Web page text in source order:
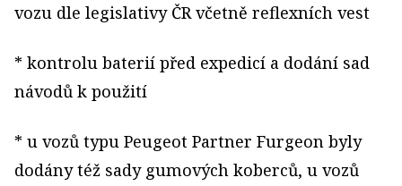
vozu dle legislativy ČR včetně reflexních vest
* kontrolu baterií před expedicí a dodání sad
návodů k použití
* u vozů typu Peugeot Partner Furgeon byly
dodány též sady gumových koberců, u vozů